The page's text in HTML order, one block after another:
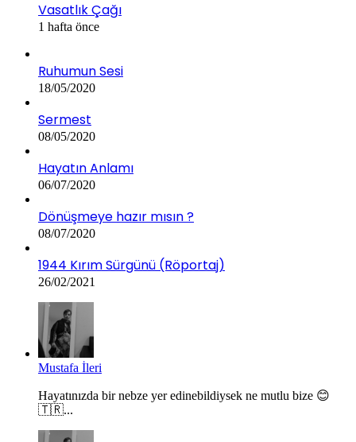
Vasatlık Çağı
1 hafta önce
Ruhumun Sesi
18/05/2020
Sermest
08/05/2020
Hayatın Anlamı
06/07/2020
Dönüşmeye hazır mısın ?
08/07/2020
1944 Kırım Sürgünü (Röportaj)
26/02/2021
Mustafa İleri
Hayatınızda bir nebze yer edinebildiysek ne mutlu bize 😊
🇹🇷...